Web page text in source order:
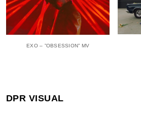
EXO – ”OBSESSION” MV
DPR VISUAL